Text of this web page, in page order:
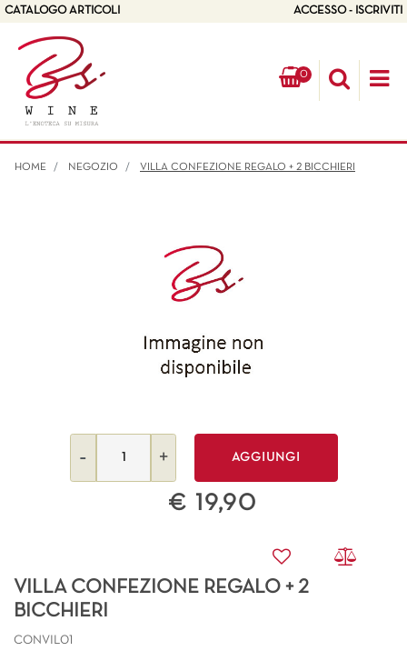
CATALOGO ARTICOLI ACCESSO - ISCRIVITI
0
HOME NEGOZIO VILLA CONFEZIONE REGALO + 2 BICCHIERI
AGGIUNGI
€ 19,90
VILLA CONFEZIONE REGALO + 2
BICCHIERI
CONVIL01